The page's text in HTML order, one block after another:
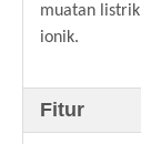
muatan
ionik.
Fitur